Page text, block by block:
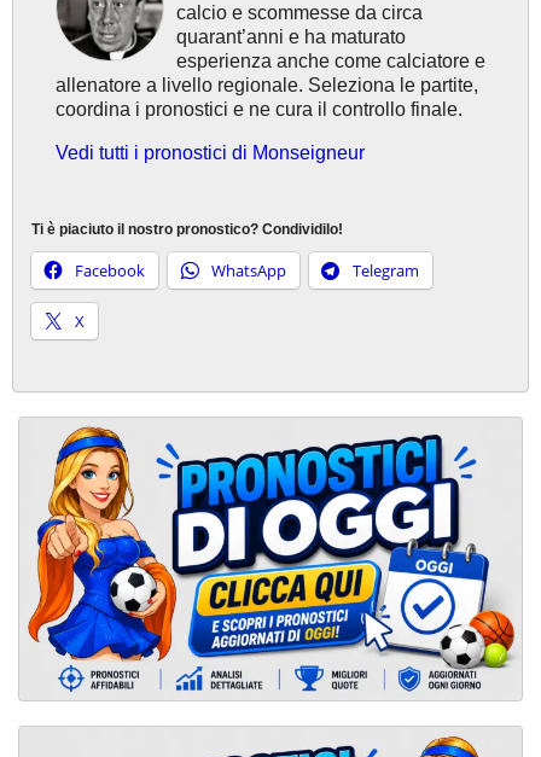
calcio e scommesse da circa
quarant’anni e ha maturato
esperienza anche come calciatore e
allenatore a livello regionale. Seleziona le partite,
coordina i pronostici e ne cura il controllo finale.
Vedi tutti i pronostici di Monseigneur
Ti è piaciuto il nostro pronostico? Condividilo!
Facebook WhatsApp Telegram
X